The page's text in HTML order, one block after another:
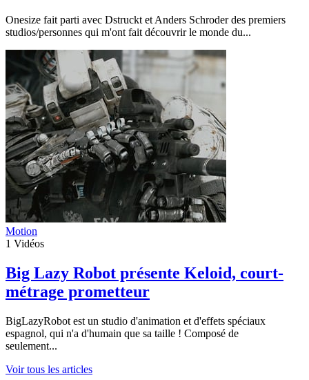
Onesize fait parti avec Dstruckt et Anders Schroder des premiers
studios/personnes qui m'ont fait découvrir le monde du...
Motion
1 Vidéos
Big Lazy Robot présente Keloid, court-
métrage prometteur
BigLazyRobot est un studio d'animation et d'effets spéciaux
espagnol, qui n'a d'humain que sa taille ! Composé de
seulement...
Voir tous les articles